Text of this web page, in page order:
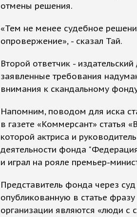
отмены решения.
«Тем не менее судебное
опровержение», - сказал Тай.
Второй ответчик -
заявленные требования
внимания к скандальному
Напомним, поводом для иска
в газете «Коммерсант» статья
которой актриса и
деятельности фонда
и играл на рояле премьер-
Представитель фонда через
опубликованную в статье
организации являются «люди с